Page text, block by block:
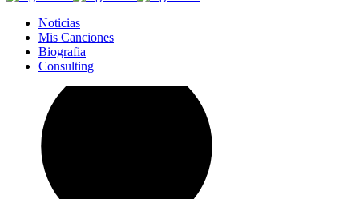
Noticias
Mis Canciones
Biografia
Consulting